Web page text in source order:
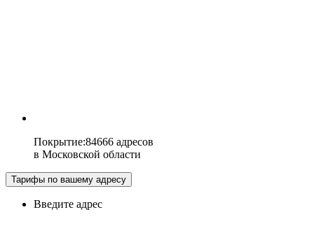
Покрытие:84666 адресов
в Московской области
Тарифы по вашему адресу
Введите адрес